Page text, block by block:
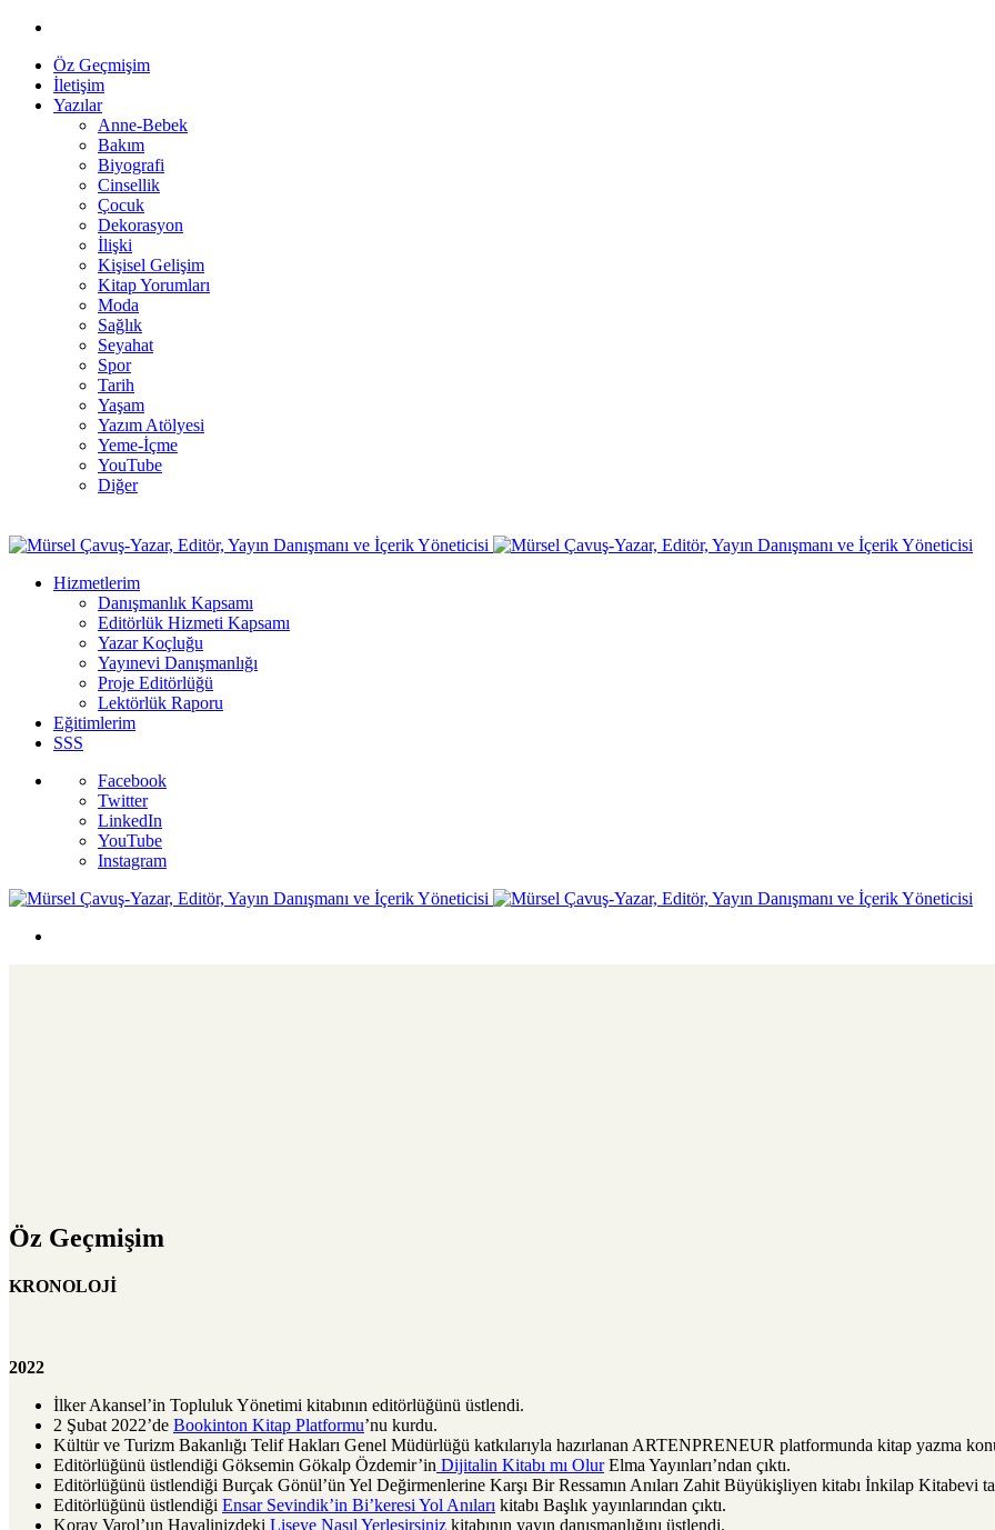
Öz Geçmişim
İletişim
Yazılar
Anne-Bebek
Bakım
Biyografi
Cinsellik
Çocuk
Dekorasyon
İlişki
Kişisel Gelişim
Kitap Yorumları
Moda
Sağlık
Seyahat
Spor
Tarih
Yaşam
Yazım Atölyesi
Yeme-İçme
YouTube
Diğer
Hizmetlerim
Danışmanlık Kapsamı
Editörlük Hizmeti Kapsamı
Yazar Koçluğu
Yayınevi Danışmanlığı
Proje Editörlüğü
Lektörlük Raporu
Eğitimlerim
SSS
Facebook
Twitter
LinkedIn
YouTube
Instagram
Öz Geçmişim
KRONOLOJİ
2022
İlker Akansel’in Topluluk Yönetimi kitabının editörlüğünü üstlendi.
2 Şubat 2022’de Bookinton Kitap Platformu’nu kurdu.
Kültür ve Turizm Bakanlığı Telif Hakları Genel Müdürlüğü katkılarıyla hazırlanan ARTENPRENEUR platformunda kitap yazma
Editörlüğünü üstlendiği Göksemin Gökalp Özdemir’in Dijitalin Kitabı mı OlurElma Yayınları’ndan çıktı.
Editörlüğünü üstlendiği Burçak Gönül’ün Yel Değirmenlerine Karşı Bir Ressamın Anıları Zahit Büyükişliyen kitabı İnkilap Kitabevi
Editörlüğünü üstlendiği Ensar Sevindik’in Bi’keresi Yol Anıları kitabı Başlık yayınlarından çıktı.
Koray Varol’un Hayalinizdeki Liseye Nasıl Yerleşirsiniz kitabının yayın danışmanlığını üstlendi.